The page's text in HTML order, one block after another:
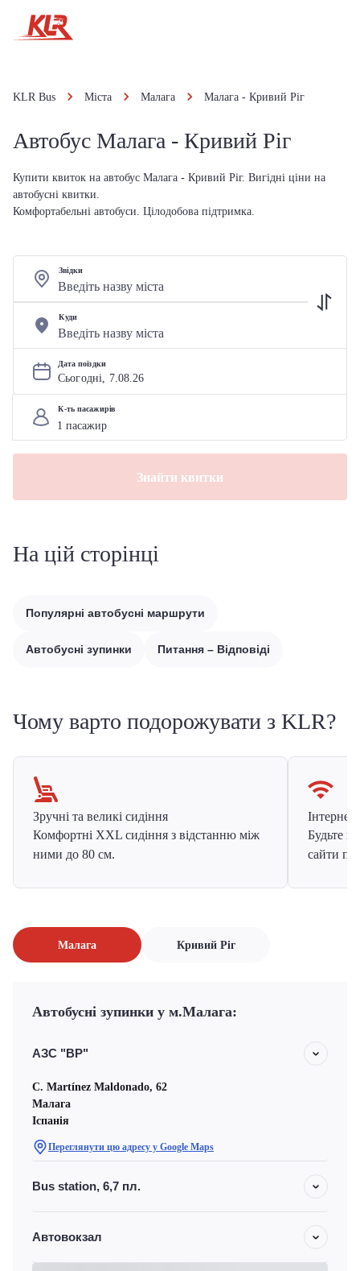
KLR Bus Міста Малага Малага - Кривий Ріг
Автобус Малага - Кривий Ріг
Купити квиток на автобус Малага - Кривий Ріг. Вигідні ціни на
автобусні квитки.
Комфортабельні автобуси. Цілодобова підтримка.
Звідки
Куди
Дата поїздки
Сьогодні, 7.08.26
К-ть пасажирів
Знайти квитки
На цій сторінці
Популярні автобусні маршрути
Автобусні зупинки Питання – Відповіді
Чому варто подорожувати з KLR?
Зручні та великі сидіння
Комфортні XXL сидіння з відстанню між
ними до 80 см.
Інтернет
Будьте
сайти
Малага Кривий Ріг
Автобусні зупинки у м.Малага:
АЗС "BP"
C. Martínez Maldonado, 62
Малага
Іспанія
Переглянути цю адресу у Google Maps
Bus station, 6,7 пл.
Автовокзал